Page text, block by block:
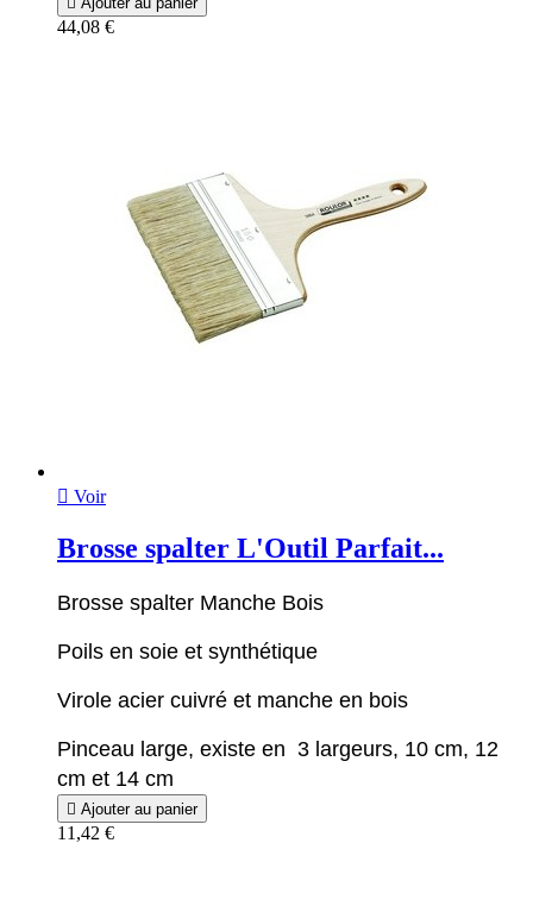
44,08 €
 Voir
Brosse spalter L'Outil Parfait...
Brosse spalter Manche Bois
Poils en soie et synthétique
Virole acier cuivré et manche en bois
Pinceau large, existe en 3 largeurs, 10 cm, 12
cm et 14 cm
 Ajouter au panier
11,42 €